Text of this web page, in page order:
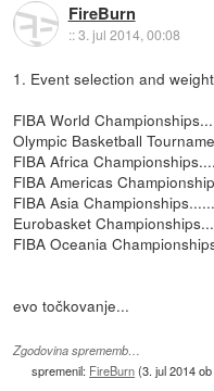
FireBurn
::3. jul 2014, 00:08
1. Event selection and weight
FIBA World
Olympic Basketball
FIBA Africa
FIBA Americas
FIBA Asia
Eurobasket
FIBA Oceania
evo točkovanje...
Zgodovina sprememb…
spremenil: FireBurn(3. jul 2014